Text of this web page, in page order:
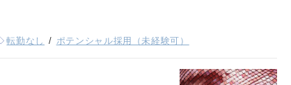
転勤なし ポテンシャル採用（未経験可）